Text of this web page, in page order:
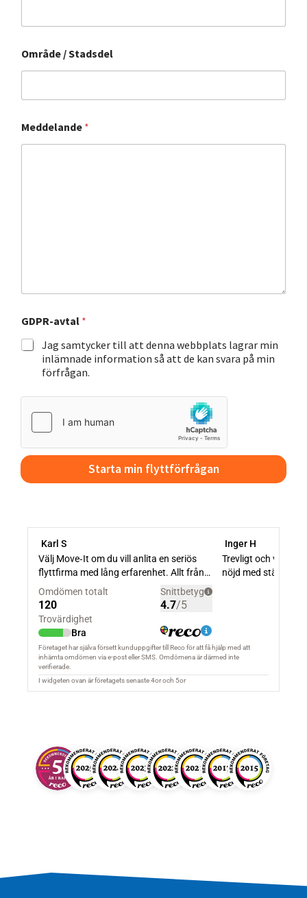
Område / Stadsdel
Meddelande *
GDPR-avtal *
Jag samtycker till att denna webbplats lagrar min
inlämnade information så att de kan svara på min
förfrågan.
Starta min flyttförfrågan